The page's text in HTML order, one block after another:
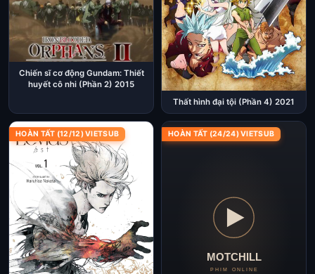
Chiến sĩ cơ động Gundam: Thiết
huyết cô nhi (Phần 2) 2015
Thất hình đại tội (Phần 4) 2021
HOÀN TẤT (12/12) VIETSUB HOÀN TẤT (24/24) VIETSUB